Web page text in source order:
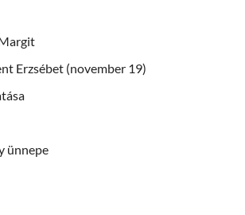
Erzsébet (november 19)
ünnepe